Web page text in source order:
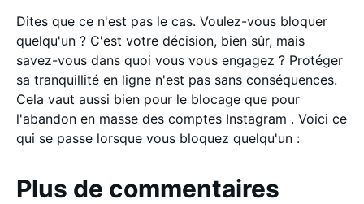
Dites que ce n'est pas le cas. Voulez-vous bloquer
quelqu'un ? C'est votre décision, bien sûr, mais
savez-vous dans quoi vous vous engagez ? Protéger
sa tranquillité en ligne n'est pas sans conséquences.
Cela vaut aussi bien pour le blocage que pour
l'abandon en masse des comptes Instagram . Voici ce
qui se passe lorsque vous bloquez quelqu'un :
Plus de commentaires